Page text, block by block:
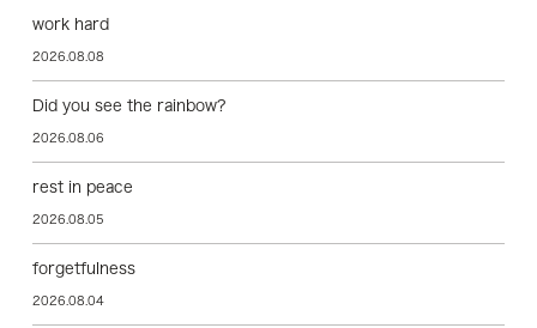
work hard
2026.08.08
Did you see the rainbow?
2026.08.06
rest in peace
2026.08.05
forgetfulness
2026.08.04